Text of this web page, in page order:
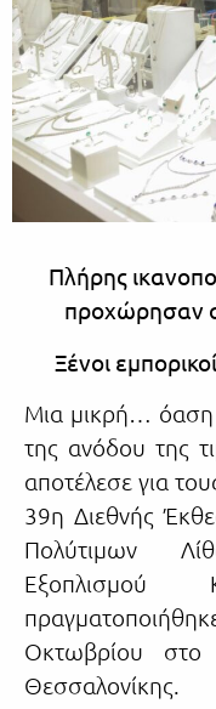
Πλήρης
προχώρησαν
Ξένοι
Μια μικρή… όαση
της ανόδου της
αποτέλεσε για
39η Διεθνής
Πολύτιμων
Οκτωβρίου στο
Θεσσαλονίκης.